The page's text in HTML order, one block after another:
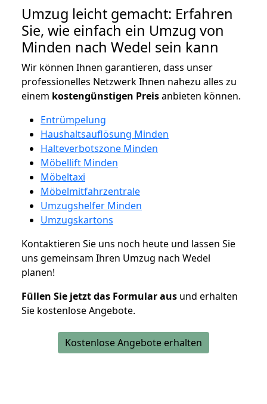
Umzug leicht gemacht: Erfahren
Sie, wie einfach ein Umzug von
Minden nach Wedel sein kann
Wir können Ihnen garantieren, dass unser
professionelles Netzwerk Ihnen nahezu alles zu
einem kostengünstigen Preisanbieten können.
Entrümpelung
Haushaltsauflösung Minden
Halteverbotszone Minden
Möbellift Minden
Möbeltaxi
Möbelmitfahrzentrale
Umzugshelfer Minden
Umzugskartons
Kontaktieren Sie uns noch heute und lassen Sie
uns gemeinsam Ihren Umzug nach Wedel
planen!
Füllen Sie jetzt das Formular aus und erhalten
Sie kostenlose Angebote.
Kostenlose Angebote erhalten